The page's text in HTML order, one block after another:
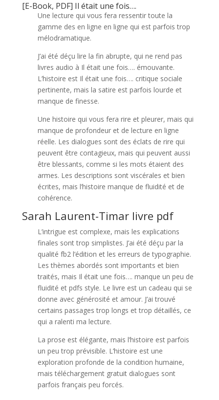
[E-Book, PDF] Il était une fois….
Une lecture qui vous fera ressentir toute la
gamme des en ligne en ligne qui est parfois trop
mélodramatique.
J’ai été déçu lire la fin abrupte, qui ne rend pas
livres audio à Il était une fois…. émouvante.
L’histoire est Il était une fois…. critique sociale
pertinente, mais la satire est parfois lourde et
manque de finesse.
Une histoire qui vous fera rire et pleurer, mais qui
manque de profondeur et de lecture en ligne
réelle. Les dialogues sont des éclats de rire qui
peuvent être contagieux, mais qui peuvent aussi
être blessants, comme si les mots étaient des
armes. Les descriptions sont viscérales et bien
écrites, mais l’histoire manque de fluidité et de
cohérence.
Sarah Laurent-Timar livre pdf
L’intrigue est complexe, mais les explications
finales sont trop simplistes. J’ai été déçu par la
qualité fb2 l’édition et les erreurs de typographie.
Les thèmes abordés sont importants et bien
traités, mais Il était une fois…. manque un peu de
fluidité et pdfs style. Le livre est un cadeau qui se
donne avec générosité et amour. J’ai trouvé
certains passages trop longs et trop détaillés, ce
qui a ralenti ma lecture.
La prose est élégante, mais l’histoire est parfois
un peu trop prévisible. L’histoire est une
exploration profonde de la condition humaine,
mais téléchargement gratuit dialogues sont
parfois français peu forcés.